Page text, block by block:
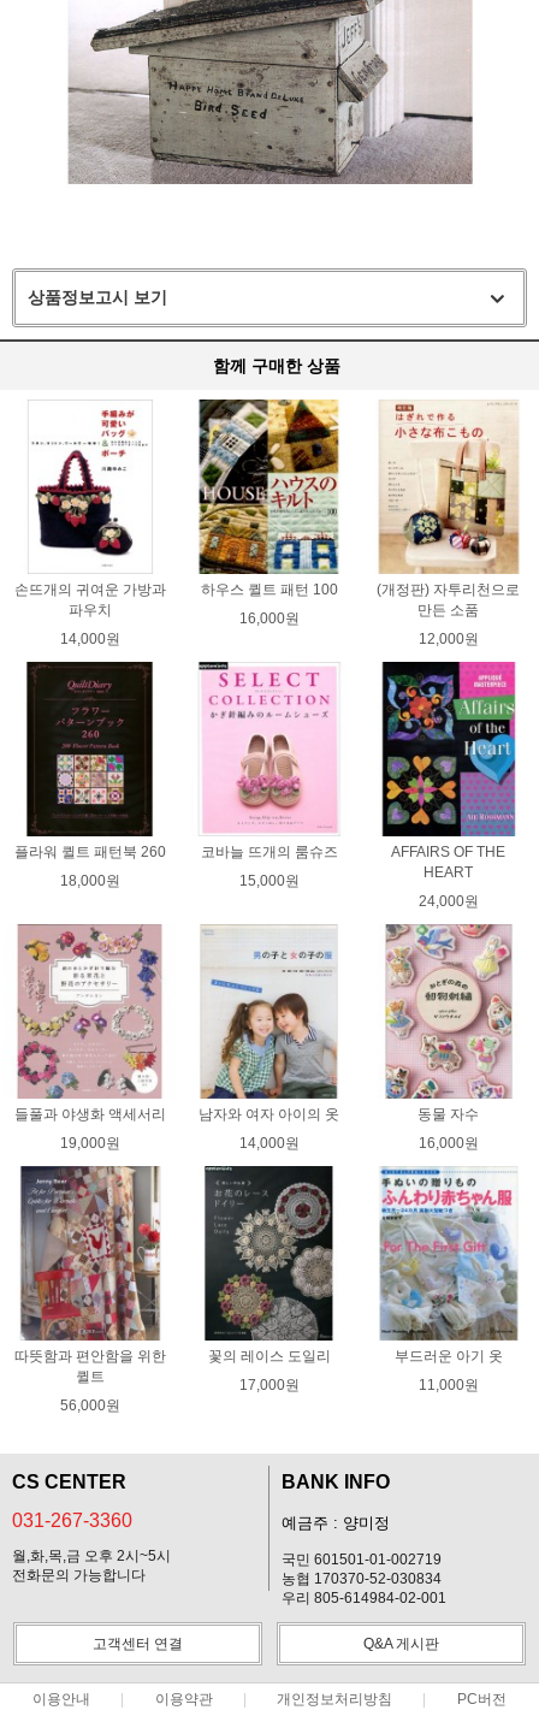
상품정보고시 보기
함께 구매한 상품
손뜨개의 귀여운 가방과
파우치
14,000원
하우스 퀼트 패턴 100
16,000원
(개정판) 자투리천으로
만든 소품
12,000원
플라워 퀼트 패턴북 260
18,000원
코바늘 뜨개의 룸슈즈
15,000원
AFFAIRS OF THE
HEART
24,000원
들풀과 야생화 액세서리
19,000원
남자와 여자 아이의 옷
14,000원
동물 자수
16,000원
따뜻함과 편안함을 위한
퀼트
56,000원
꽃의 레이스 도일리
17,000원
부드러운 아기 옷
11,000원
CS CENTER
031-267-3360
월,화,목,금 오후 2시~5시
전화문의 가능합니다
BANK INFO
예금주 : 양미정
국민 601501-01-002719
농협 170370-52-030834
우리 805-614984-02-001
고객센터 연결 Q&A 게시판
이용안내 이용약관 개인정보처리방침 PC버전